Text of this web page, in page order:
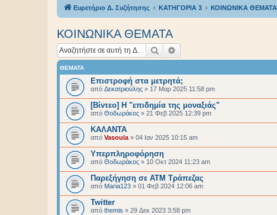
Ευρετήριο Δ. Συζήτησης ΚΑΤΗΓΟΡΙΑ 3 ΚΟΙΝΩΝΙΚΑ ΘΕΜΑΤΑ
ΚΟΙΝΩΝΙΚΑ ΘΕΜΑΤΑ
Αναζήτηση
ΘΈΜΑΤΑ
Επιστροφή στα μετρητά;
από Δεκατριούλης » 17 Μαρ 2025 11:58 pm
[Βίντεο] Η "επιδημία της μοναξιάς"
από Θοδωράκος » 21 Φεβ 2025 12:39 pm
ΚΑΛΑΝΤΑ
από Vasoula » 04 Ιαν 2025 10:15 am
Υπερπληροφόρηση
από Θοδωράκος » 10 Οκτ 2024 11:23 am
Παρεξήγηση σε ΑΤΜ Τράπεζας
από Maria123 » 01 Φεβ 2024 12:06 am
Twitter
από themis » 29 Δεκ 2023 3:58 pm